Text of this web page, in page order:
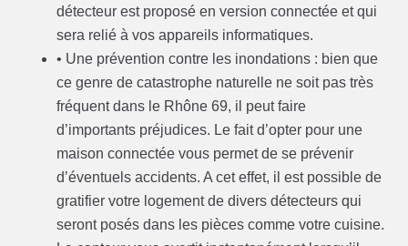
détecteur est proposé en version connectée et qui
sera relié à vos appareils informatiques.
• Une prévention contre les inondations : bien que
ce genre de catastrophe naturelle ne soit pas très
fréquent dans le Rhône 69, il peut faire
d’importants préjudices. Le fait d’opter pour une
maison connectée vous permet de se prévenir
d’éventuels accidents. A cet effet, il est possible de
gratifier votre logement de divers détecteurs qui
seront posés dans les pièces comme votre cuisine.